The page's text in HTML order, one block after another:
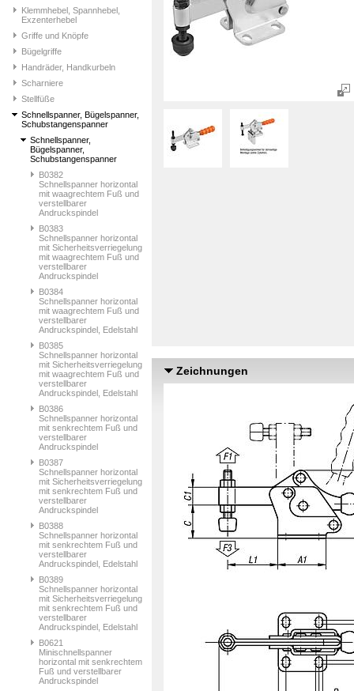
Klemmhebel, Spannhebel,
Exzenterhebel
Griffe und Knöpfe
Bügelgriffe
Handräder, Handkurbeln
Scharniere
Stellfüße
Schnellspanner, Bügelspanner,
Schubstangenspanner
Schnellspanner,
Bügelspanner,
Schubstangenspanner
B0382
Schnellspanner horizontal
mit waagrechtem Fuß und
verstellbarer
Andruckspindel
B0383
Schnellspanner horizontal
mit Sicherheitsverriegelung
mit waagrechtem Fuß und
verstellbarer
Andruckspindel
B0384
Schnellspanner horizontal
mit waagrechtem Fuß und
verstellbarer
Andruckspindel, Edelstahl
B0385
Schnellspanner horizontal
mit Sicherheitsverriegelung
mit waagrechtem Fuß und
verstellbarer
Andruckspindel, Edelstahl
B0386
Schnellspanner horizontal
mit senkrechtem Fuß und
verstellbarer
Andruckspindel
B0387
Schnellspanner horizontal
mit Sicherheitsverriegelung
mit senkrechtem Fuß und
verstellbarer
Andruckspindel
B0388
Schnellspanner horizontal
mit senkrechtem Fuß und
verstellbarer
Andruckspindel, Edelstahl
B0389
Schnellspanner horizontal
mit Sicherheitsverriegelung
mit senkrechtem Fuß und
verstellbarer
Andruckspindel, Edelstahl
B0621
Minischnellspanner
horizontal mit senkrechtem
Fuß und verstellbarer
Andruckspindel
Zeichnungen